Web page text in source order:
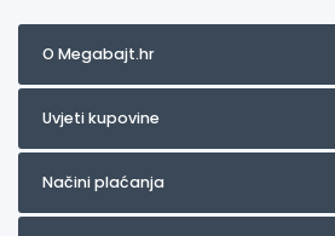
O Megabajt.hr
Uvjeti kupovine
Načini plaćanja